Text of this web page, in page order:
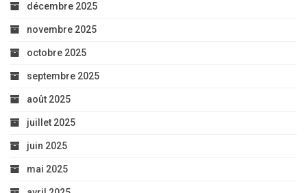
décembre 2025
novembre 2025
octobre 2025
septembre 2025
août 2025
juillet 2025
juin 2025
mai 2025